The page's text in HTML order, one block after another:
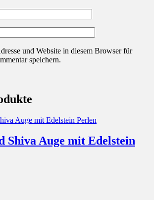
und Website in diesem Browser für
speichern.
Shiva Auge mit Edelstein